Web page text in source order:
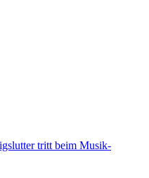
tritt beim Musik-